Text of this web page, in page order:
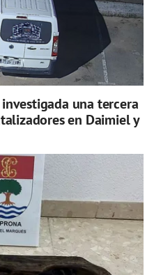
una tercera
en Daimiel y